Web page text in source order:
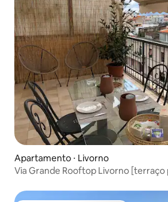
Apartamento ⋅ Livorno
Via Grande Rooftop Livorno [terraço